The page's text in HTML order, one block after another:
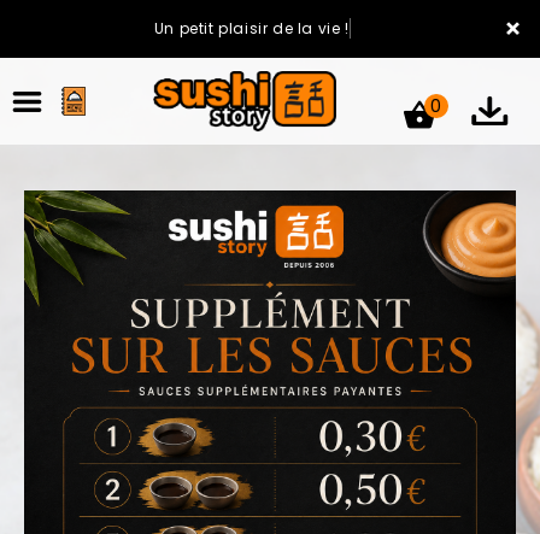
×
Un petit plaisir de la vie !
ACCUEIL
LA CARTE
VOTRE COMPTE
NOTRE RESTAURANT
0